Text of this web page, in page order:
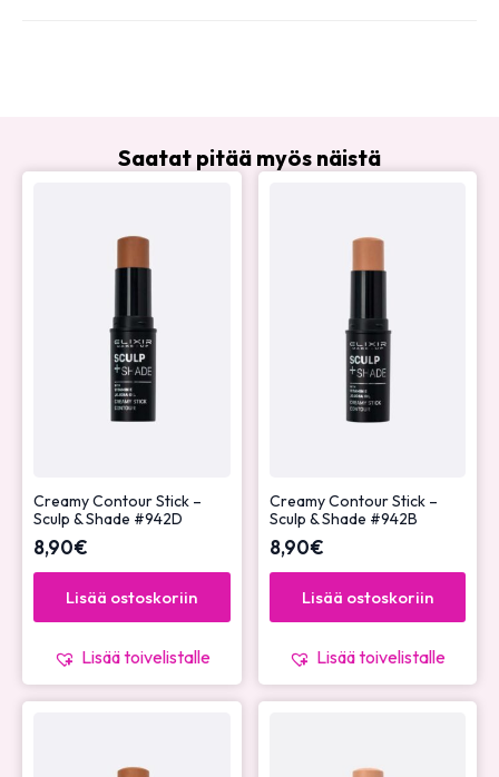
Saatat pitää myös näistä
Creamy Contour Stick –
Sculp & Shade #942D
8,90€
Lisää ostoskoriin
Lisää toivelistalle
Creamy Contour Stick –
Sculp & Shade #942B
8,90€
Lisää ostoskoriin
Lisää toivelistalle